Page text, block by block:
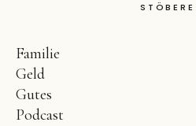
Familie
Geld
Gutes
Podcast